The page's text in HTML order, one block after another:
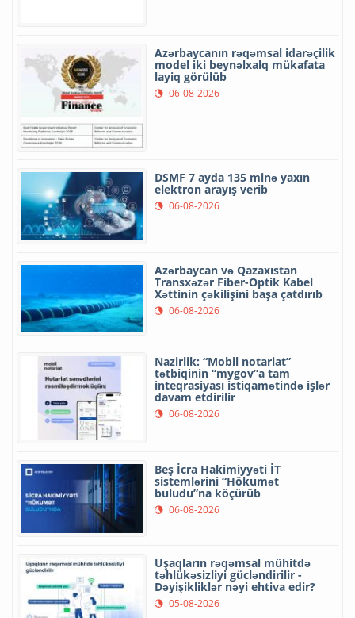
Azərbaycanın rəqəmsal idarəçilik
model iki beynəlxalq mükafata
layiq görülüb
06-08-2026
DSMF 7 ayda 135 minə yaxın
elektron arayış verib
06-08-2026
Azərbaycan və Qazaxıstan
Transxəzər Fiber-Optik Kabel
Xəttinin çəkilişini başa çatdırıb
06-08-2026
Nazirlik: “Mobil notariat”
tətbiqinin “mygov”a tam
inteqrasiyası istiqamətində işlər
davam etdirilir
06-08-2026
Beş İcra Hakimiyyəti İT
sistemlərini “Hökumət
buludu”na köçürüb
06-08-2026
Uşaqların rəqəmsal mühitdə
təhlükəsizliyi gücləndirilir -
Dəyişikliklər nəyi ehtiva edir?
05-08-2026